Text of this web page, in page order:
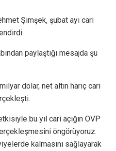
Şimşek, şubat ayı cari
paylaştığı mesajda şu
dolar, net altın hariç cari
bu yıl cari açığın OVP
öngörüyoruz.
kalmasını sağlayarak